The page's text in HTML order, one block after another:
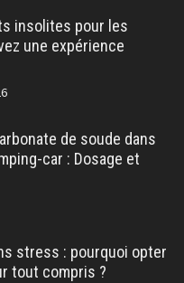
insolites pour les
une expérience
de soude dans
car : Dosage et
stress : pourquoi opter
tout compris ?